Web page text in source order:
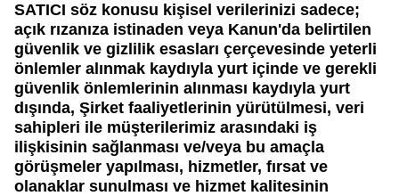
SATICI söz konusu kişisel verilerinizi sadece;
açık rızanıza istinaden veya Kanun'da belirtilen
güvenlik ve gizlilik esasları çerçevesinde yeterli
önlemler alınmak kaydıyla yurt içinde ve gerekli
güvenlik önlemlerinin alınması kaydıyla yurt
dışında, Şirket faaliyetlerinin yürütülmesi, veri
sahipleri ile müşterilerimiz arasındaki iş
ilişkisinin sağlanması ve/veya bu amaçla
görüşmeler yapılması, hizmetler, fırsat ve
olanaklar sunulması ve hizmet kalitesinin